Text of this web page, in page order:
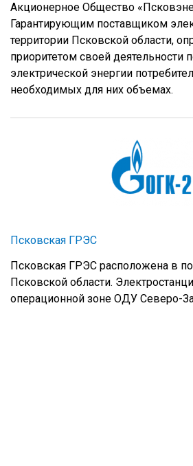
Акционерное Общество
Гарантирующим поставщиком
территории Псковской области,
приоритетом своей деятельности
электрической энергии
необходимых для них объемах.
Псковская ГРЭС
Псковская ГРЭС расположена в
Псковской области.
операционной зоне ОДУ Северо-